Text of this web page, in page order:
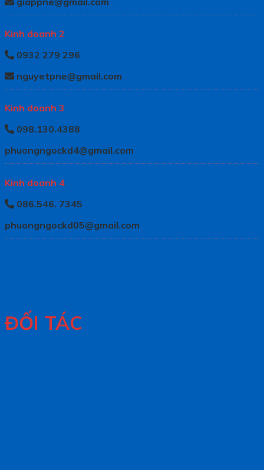
Kinh doanh 2
0932 279 296
nguyetpne@gmail.com
Kinh doanh 3
098.130.4388
phuongngockd4@gmail.com
Kinh doanh 4
086.546. 7345
phuongngockd05@gmail.com
ĐỐI TÁC